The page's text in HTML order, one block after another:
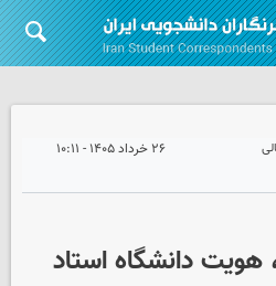
۲۶ خرداد ۱۴۰۵ - ۱۰:۱۱
دانشگاه استاد